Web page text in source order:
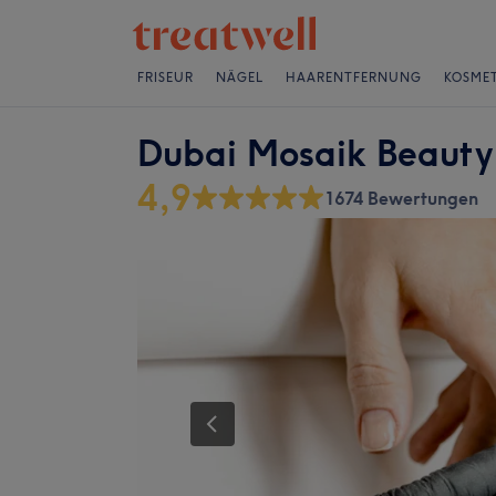
FRISEUR NÄGEL HAARENTFERNUNG
Dubai Mosaik Beauty
4,9
1674 Bewertungen